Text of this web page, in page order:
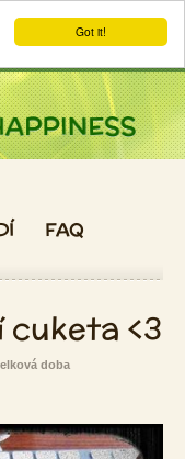
Got it!
FAQ
<3
doba